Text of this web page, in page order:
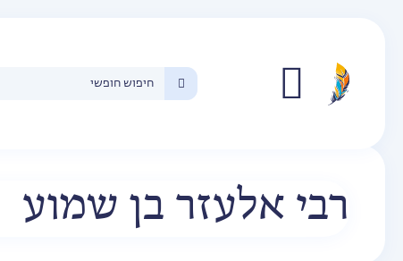
רבי אלעזר בן שמוע